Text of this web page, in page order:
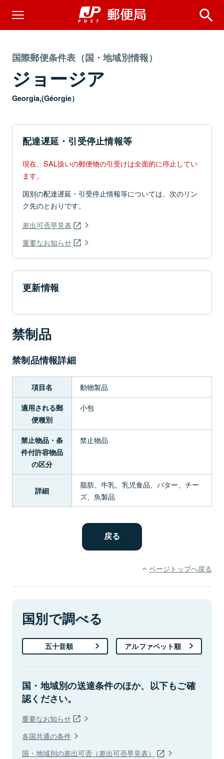
国際郵便条件表（国・地域別情報）
ジョージア
Georgia,(Géorgie）
配達遅延・引受停止情報等
現在、SAL扱いの郵便物の引受けは全面的に停止してい
ます。
国別の配達遅延・引受停止情報等については、次のリン
ク先のとおりです。
差出可否早見表
重要なお知らせ
更新情報
禁制品
禁制品情報詳細
項目名 動物製品
適用される郵
便種別
小包
禁止物品・条
件付許容物品
の区分
禁止物品
詳細
脂肪、牛乳、乳児食品、バター、チー
ズ、魚製品
ページトップへ戻る
国別で調べる
五十音順 アルファベット順
国・地域別の送達条件のほか、以下もご確
認ください。
重要なお知らせ
各国共通の条件
国・地域別の差出可否（差出可否早見表）